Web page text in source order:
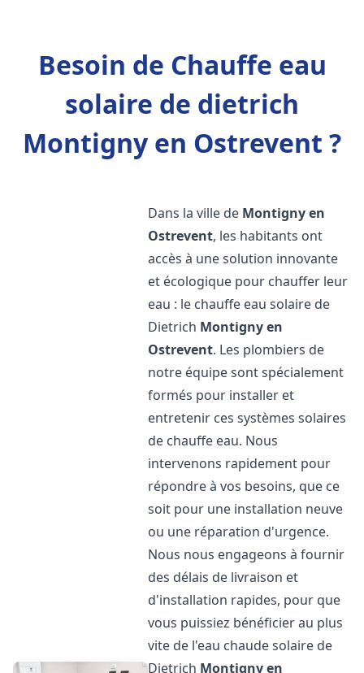
Besoin de Chauffe eau
solaire de dietrich
Montigny en Ostrevent ?
Dans la ville de Montigny en
Ostrevent, les habitants ont
accès à une solution innovante
et écologique pour chauffer leur
eau : le chauffe eau solaire de
Dietrich Montigny en
Ostrevent. Les plombiers de
notre équipe sont spécialement
formés pour installer et
entretenir ces systèmes solaires
de chauffe eau. Nous
intervenons rapidement pour
répondre à vos besoins, que ce
soit pour une installation neuve
ou une réparation d'urgence.
Nous nous engageons à fournir
des délais de livraison et
d'installation rapides, pour que
vous puissiez bénéficier au plus
vite de l'eau chaude solaire de
Dietrich Montigny en